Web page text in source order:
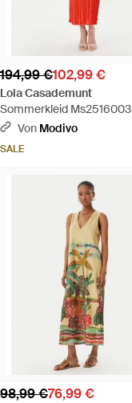
194,99 €102,99 €
Lola Casademunt
Sommerkleid Ms2516003
Regular Fit - Rot
Von Modivo
SALE
98,99 €76,99 €